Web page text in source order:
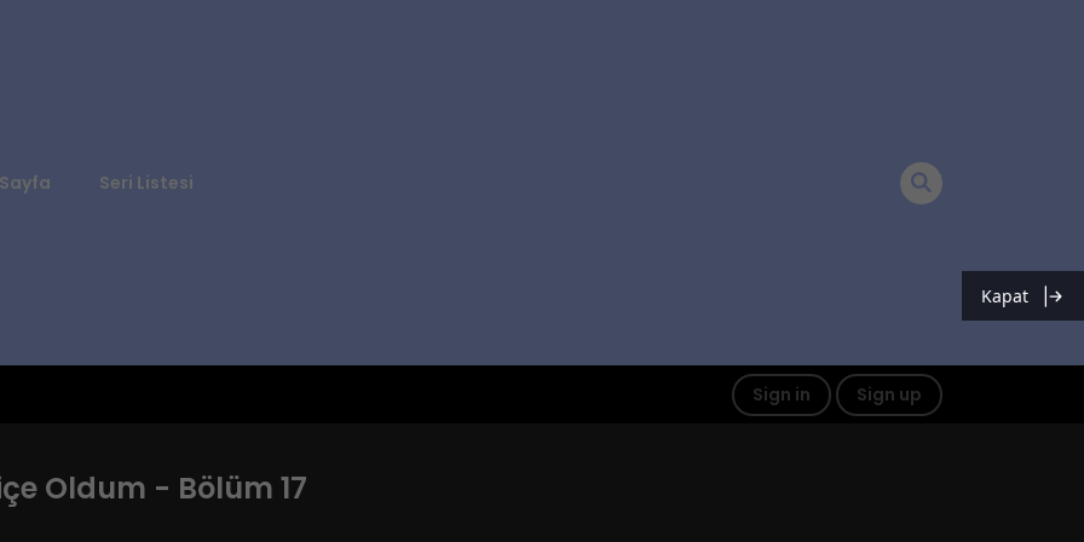
Seri Listesi
Sign in Sign up
Oldum - Bölüm 17
Kapat